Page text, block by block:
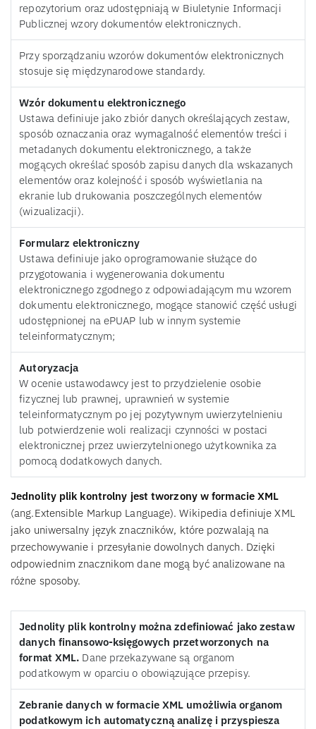
repozytorium oraz udostępniają w Biuletynie Informacji
Publicznej wzory dokumentów elektronicznych.
Przy sporządzaniu wzorów dokumentów elektronicznych
stosuje się międzynarodowe standardy.
Wzór dokumentu elektronicznego
Ustawa definiuje jako zbiór danych określających zestaw,
sposób oznaczania oraz wymagalność elementów treści i
metadanych dokumentu elektronicznego, a także
mogących określać sposób zapisu danych dla wskazanych
elementów oraz kolejność i sposób wyświetlania na
ekranie lub drukowania poszczególnych elementów
(wizualizacji).
Formularz elektroniczny
Ustawa definiuje jako oprogramowanie służące do
przygotowania i wygenerowania dokumentu
elektronicznego zgodnego z odpowiadającym mu wzorem
dokumentu elektronicznego, mogące stanowić część usługi
udostępnionej na ePUAP lub w innym systemie
teleinformatycznym;
Autoryzacja
W ocenie ustawodawcy jest to przydzielenie osobie
fizycznej lub prawnej, uprawnień w systemie
teleinformatycznym po jej pozytywnym uwierzytelnieniu
lub potwierdzenie woli realizacji czynności w postaci
elektronicznej przez uwierzytelnionego użytkownika za
pomocą dodatkowych danych.
Jednolity plik kontrolny jest tworzony w formacie XML
(ang.Extensible Markup Language). Wikipedia definiuje XML
jako uniwersalny język znaczników, które pozwalają na
przechowywanie i przesyłanie dowolnych danych. Dzięki
odpowiednim znacznikom dane mogą być analizowane na
różne sposoby.
Jednolity plik kontrolny można zdefiniować jako zestaw
danych finansowo-księgowych przetworzonych na
format XML. Dane przekazywane są organom
podatkowym w oparciu o obowiązujące przepisy.
Zebranie danych w formacie XML umożliwia organom
podatkowym ich automatyczną analizę i przyspiesza